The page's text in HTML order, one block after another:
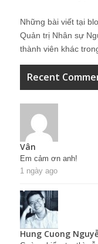
Những bài viết tại
Quản trị Nhân sự
thành viên khác
Recent
Vân
Em cảm ơn anh!
1 ngày ago
Hung Cuong